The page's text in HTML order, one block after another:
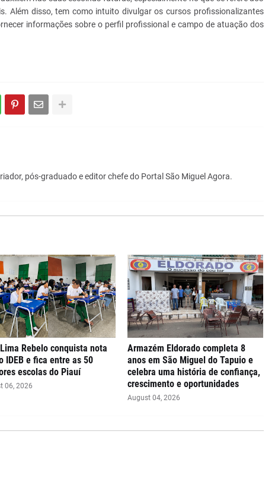
Além disso, tem como intuito divulgar os cursos profissionalizantes
informações sobre o perfil profissional e campo de atuação dos
pós-graduado e editor chefe do Portal São Miguel Agora.
Rebelo conquista nota
IDEB e fica entre as 50
escolas do Piauí
06, 2026
Armazém Eldorado completa 8
anos em São Miguel do Tapuio e
celebra uma história de confiança,
crescimento e oportunidades
August 04, 2026